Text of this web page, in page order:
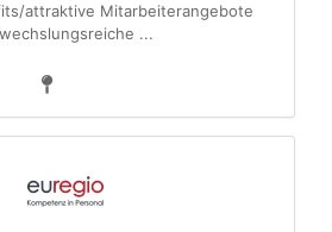
attraktive Mitarbeiterangebote
...